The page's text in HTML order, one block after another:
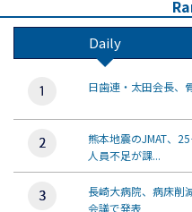
Daily
日歯連・太田会長
熊本地震のJMAT、
人員不足が課...
長崎大病院、病床
会議で発表